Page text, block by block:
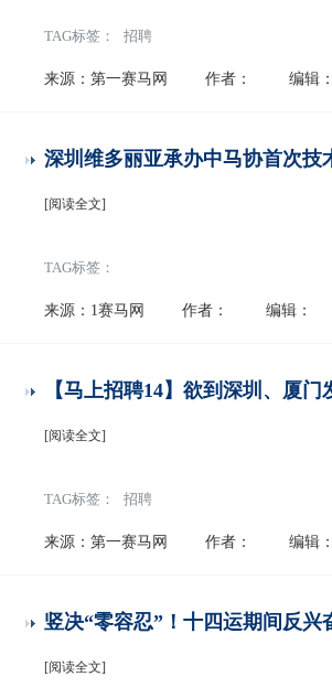
TAG标签： 招聘
来源：第一赛马网 作者： 编辑
深圳维多丽亚承办中马协首次技
[阅读全文]
TAG标签：
来源：1赛马网 作者： 编辑：
【马上招聘14】欲到深圳、厦
[阅读全文]
TAG标签： 招聘
来源：第一赛马网 作者： 编辑
竖决“零容忍”！十四运期间反
[阅读全文]